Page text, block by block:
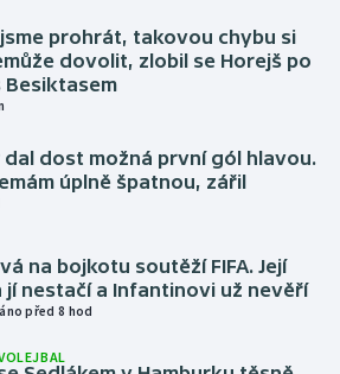
jsme prohrát, takovou chybu si
dovolit, zlobil se Horejš po
Besiktasem
dal dost možná první gól hlavou.
úplně špatnou, zářil
na bojkotu soutěží FIFA. Její
jí nestačí a Infantinovi už nevěří
před 8 hod